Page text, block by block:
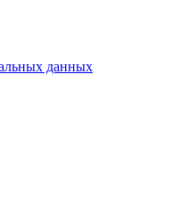
данных